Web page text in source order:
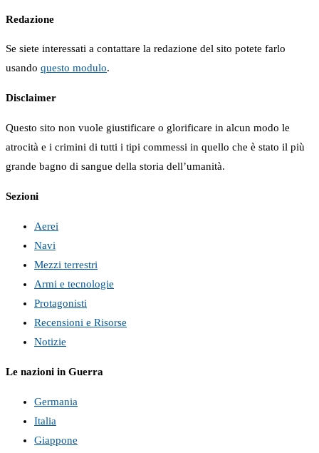
Redazione
Se siete interessati a contattare la redazione del sito potete farlo
usando questo modulo.
Disclaimer
Questo sito non vuole giustificare o glorificare in alcun modo le
atrocità e i crimini di tutti i tipi commessi in quello che è stato il più
grande bagno di sangue della storia dell’umanità.
Sezioni
Aerei
Navi
Mezzi terrestri
Armi e tecnologie
Protagonisti
Recensioni e Risorse
Notizie
Le nazioni in Guerra
Germania
Italia
Giappone